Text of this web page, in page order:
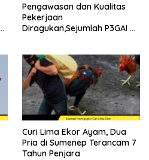
Pengawasan dan Kualitas
Pekerjaan
Diragukan,Sejumlah P3GAI di
Ladang Korupsi
Curi Lima Ekor Ayam, Dua
Pria di Sumenep Terancam 7
Tahun Penjara